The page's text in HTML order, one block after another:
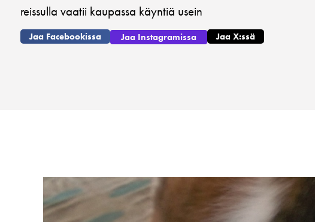
reissulla vaatii kaupassa käyntiä usein
Jaa Facebookissa Jaa Instagramissa Jaa X:ssä